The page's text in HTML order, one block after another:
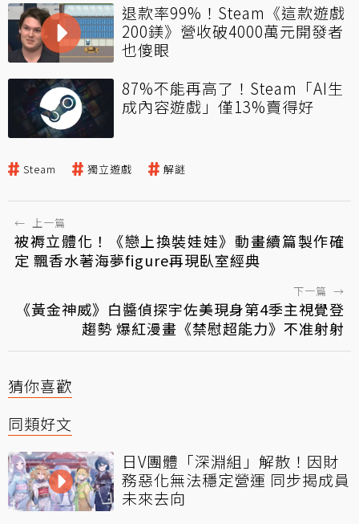
退款率99%！Steam《這款遊戲
200鎂》營收破4000萬元開發者
也傻眼
87%不能再高了！Steam「AI生
成內容遊戲」僅13%賣得好
Steam 獨立遊戲 解謎
← 上一篇
被褥立體化！《戀上換裝娃娃》動畫續篇製作確
定 飄香水著海夢figure再現臥室經典
下一篇 →
《黃金神威》白醬偵探宇佐美現身第4季主視覺登
趨勢 爆紅漫畫《禁慰超能力》不准射射
猜你喜歡
同類好文
日V團體「深淵組」解散！因財
務惡化無法穩定營運 同步揭成員
未來去向